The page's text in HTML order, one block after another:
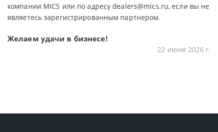
компании MICS или по адресуdealers@mics.ru, если вы не
являетесь зарегистрированным партнером.
Желаем удачи в бизнесе!
22 июня 2026 г.